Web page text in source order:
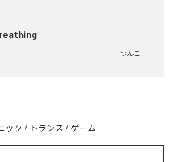
つんこ
ック / トランス / ゲーム